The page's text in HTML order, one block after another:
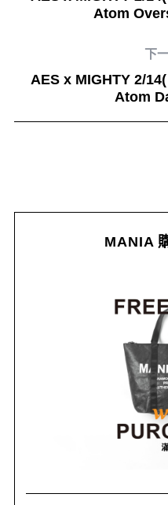
Atom
下
AES x MIGHTY 2/
Atom
MANIA